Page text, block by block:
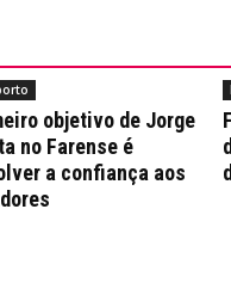
objetivo de Jorge
no Farense é
a confiança aos